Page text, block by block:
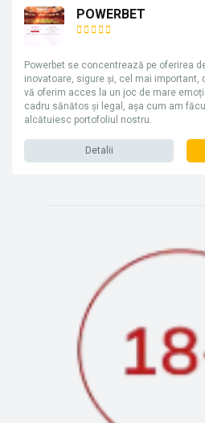
POWERBET
Powerbet se concentrează pe oferirea
inovatoare, sigure și, cel mai important,
vă oferim acces la un joc de mare
cadru sănătos și legal, așa cum am
alcătuiesc portofoliul nostru.
Detalii